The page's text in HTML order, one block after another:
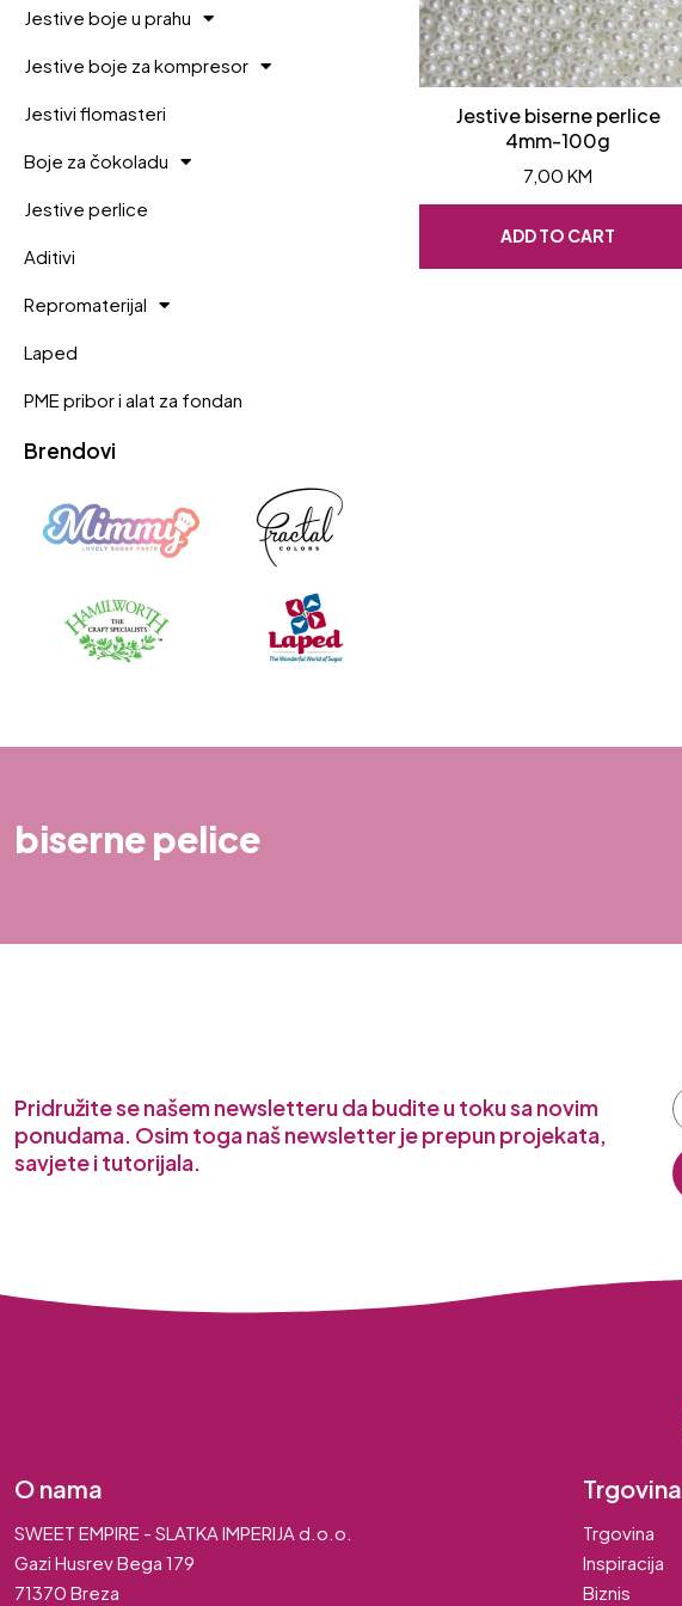
Jestive boje u prahu
Jestive boje za kompresor
Jestivi flomasteri
Boje za čokoladu
Jestive perlice
Aditivi
Repromaterijal
Laped
PME pribor i alat za fondan
Brendovi
Jestive biserne perlice
4mm-100g
7,00 KM
ADD TO CART
biserne pelice
Pridružite se našem newsletteru da budite u toku sa novim
ponudama. Osim toga naš newsletter je prepun projekata,
savjete i tutorijala.
O nama
SWEET EMPIRE - SLATKA IMPERIJA d.o.o.
Gazi Husrev Bega 179
71370 Breza
Trgovina
Trgovina
Inspiracija
Biznis